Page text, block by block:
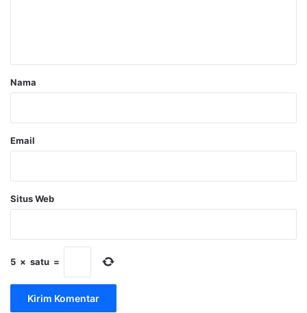
r
Nama
Email
Situs Web
5 × satu =